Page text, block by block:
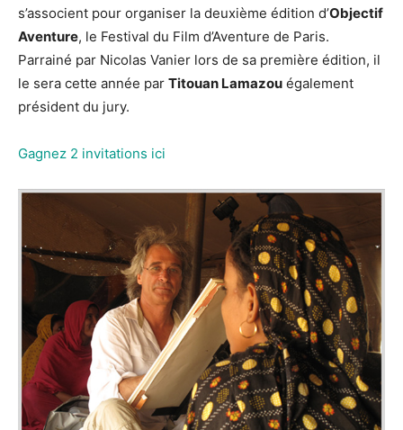
s’associent pour organiser la deuxième édition d’Objectif
Aventure, le Festival du Film d’Aventure de Paris.
Parrainé par Nicolas Vanier lors de sa première édition, il
le sera cette année par Titouan Lamazou également
président du jury.
Gagnez 2 invitations ici